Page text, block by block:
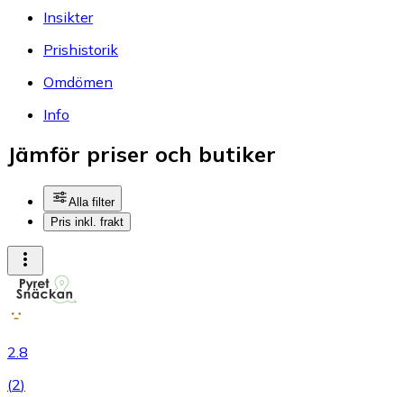
Insikter
Prishistorik
Omdömen
Info
Jämför priser och butiker
Alla filter
Pris inkl. frakt
2.8
(2)